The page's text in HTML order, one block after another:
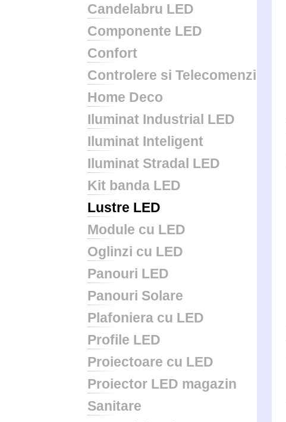
Candelabru LED
Componente LED
Confort
Controlere si Telecomenzi
Home Deco
Iluminat Industrial LED
Iluminat Inteligent
Iluminat Stradal LED
Kit banda LED
Lustre LED
Module cu LED
Oglinzi cu LED
Panouri LED
Panouri Solare
Plafoniera cu LED
Profile LED
Proiectoare cu LED
Proiector LED magazin
Sanitare